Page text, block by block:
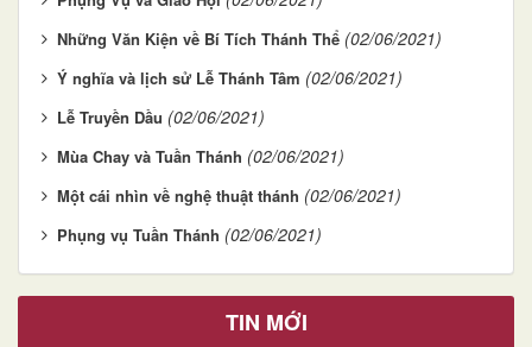
Những Văn Kiện về Bí Tích Thánh Thể (02/06/2021)
Ý nghĩa và lịch sử Lễ Thánh Tâm (02/06/2021)
Lễ Truyền Dầu (02/06/2021)
Mùa Chay và Tuần Thánh (02/06/2021)
Một cái nhìn về nghệ thuật thánh (02/06/2021)
Phụng vụ Tuần Thánh (02/06/2021)
TIN MỚI